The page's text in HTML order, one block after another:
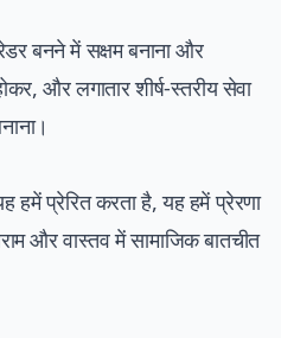
बनने में सक्षम बनाना और
और लगातार शीर्ष-स्तरीय सेवा
हमें प्रेरित करता है, यह हमें प्रेरणा
और वास्तव में सामाजिक बातचीत